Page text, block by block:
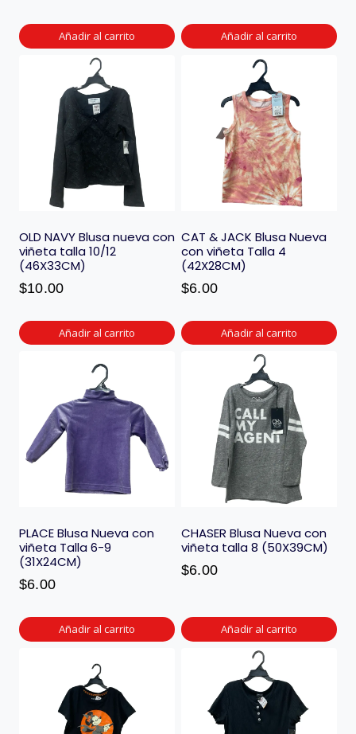
Añadir al carrito Añadir al carrito
OLD NAVY Blusa nueva con
viñeta talla 10/12
(46X33CM)
$10.00
Añadir al carrito
CAT & JACK Blusa Nueva
con viñeta Talla 4
(42X28CM)
$6.00
Añadir al carrito
PLACE Blusa Nueva con
viñeta Talla 6-9
(31X24CM)
$6.00
Añadir al carrito
CHASER Blusa Nueva con
viñeta talla 8 (50X39CM)
$6.00
Añadir al carrito